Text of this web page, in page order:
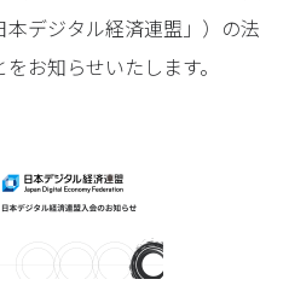
デジタル経済連盟」）の法
お知らせいたします。